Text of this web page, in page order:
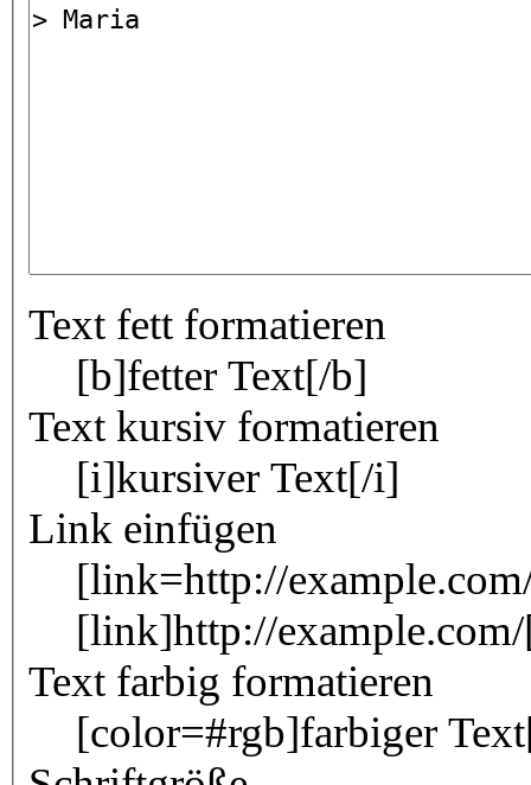
Text fett formatieren
[b]fetter Text[/b]
Text kursiv formatieren
[i]kursiver Text[/i]
Link einfügen
[link=http://
[link]http://
Text farbig formatieren
[color=#rgb]farbiger